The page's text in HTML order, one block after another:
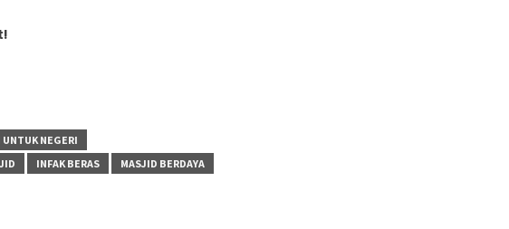
NEGERI
INFAK BERAS MASJID BERDAYA